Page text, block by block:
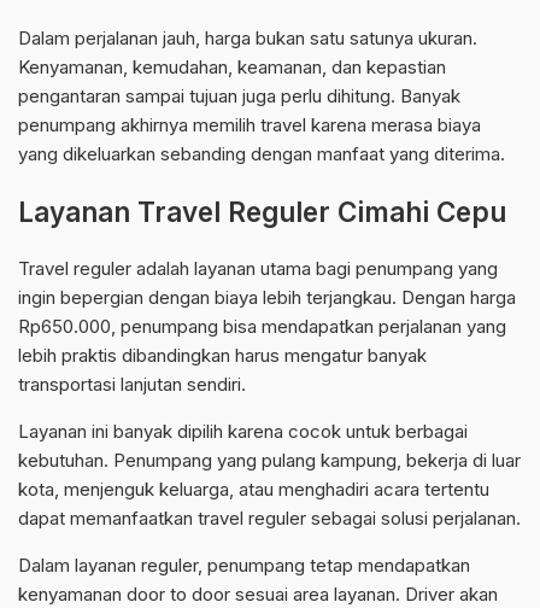
Dalam perjalanan jauh, harga bukan satu satunya ukuran.
Kenyamanan, kemudahan, keamanan, dan kepastian
pengantaran sampai tujuan juga perlu dihitung. Banyak
penumpang akhirnya memilih travel karena merasa biaya
yang dikeluarkan sebanding dengan manfaat yang diterima.
Layanan Travel Reguler Cimahi Cepu
Travel reguler adalah layanan utama bagi penumpang yang
ingin bepergian dengan biaya lebih terjangkau. Dengan harga
Rp650.000, penumpang bisa mendapatkan perjalanan yang
lebih praktis dibandingkan harus mengatur banyak
transportasi lanjutan sendiri.
Layanan ini banyak dipilih karena cocok untuk berbagai
kebutuhan. Penumpang yang pulang kampung, bekerja di luar
kota, menjenguk keluarga, atau menghadiri acara tertentu
dapat memanfaatkan travel reguler sebagai solusi perjalanan.
Dalam layanan reguler, penumpang tetap mendapatkan
kenyamanan door to door sesuai area layanan. Driver akan